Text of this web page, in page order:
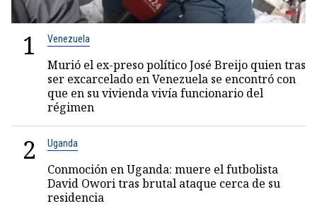
1 Venezuela
Murió el ex-preso político José Breijo quien tras
ser excarcelado en Venezuela se encontró con
que en su vivienda vivía funcionario del
régimen
2 Uganda
Conmoción en Uganda: muere el futbolista
David Owori tras brutal ataque cerca de su
residencia